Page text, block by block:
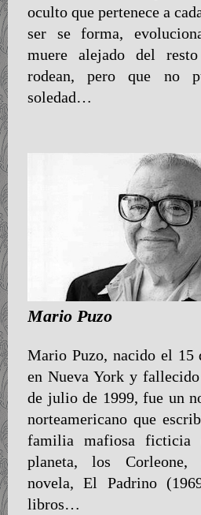
oculto que pertenece a
ser se forma,
muere alejado del
rodean, pero que no
soledad…
Mario Puzo
Mario Puzo, nacido el 15
en Nueva York y
de julio de 1999, fue un
norteamericano que
familia mafiosa ficticia
planeta, los Corleone,
novela, El Padrino
libros…